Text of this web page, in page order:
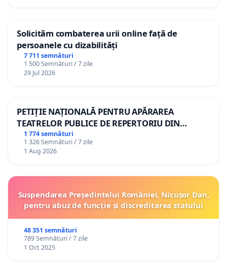
Solicităm combaterea urii online față de
persoanele cu dizabilități
7 711 semnături
1 500 Semnături / 7 zile
29 Jul 2026
PETIȚIE NAȚIONALĂ PENTRU APĂRAREA
TEATRELOR PUBLICE DE REPERTORIU DIN
ROMÂNIA
1 774 semnături
1 326 Semnături / 7 zile
1 Aug 2026
Suspendarea Președintelui României, Nicușor Dan,
pentru abuz de funcție și discreditarea statului
48 351 semnături
789 Semnături / 7 zile
1 Oct 2025